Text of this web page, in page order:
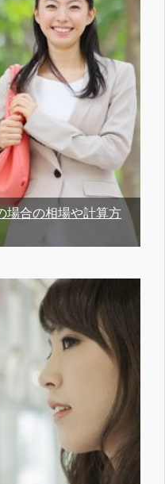
場合の相場や計算方